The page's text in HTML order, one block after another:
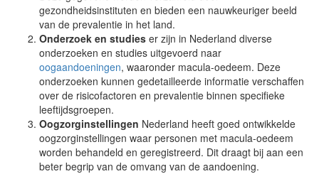
gezondheidsinstituten en bieden een nauwkeuriger beeld
van de prevalentie in het land.
Onderzoek en studies er zijn in Nederland diverse
onderzoeken en studies uitgevoerd naar
oogaandoeningen, waaronder macula-oedeem. Deze
onderzoeken kunnen gedetailleerde informatie verschaffen
over de risicofactoren en prevalentie binnen specifieke
leeftijdsgroepen.
Oogzorginstellingen Nederland heeft goed ontwikkelde
oogzorginstellingen waar personen met macula-oedeem
worden behandeld en geregistreerd. Dit draagt bij aan een
beter begrip van de omvang van de aandoening.